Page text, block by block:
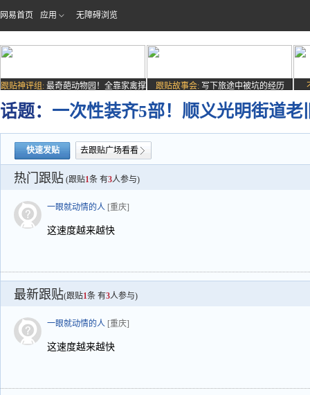
网易首页 应用 无障碍浏览
跟贴神评组: 最奇葩动物园！全靠家禽撑
场子
跟贴故事会: 写下旅途中被坑的经历
话题： 一次性装齐5部！顺义光明街道
快速发贴 去跟贴广场看看
热门跟贴 (跟贴1条 有3人参与)
一眼就动情的人 [重庆]
这速度越来越快
最新跟贴(跟贴1条 有3人参与)
一眼就动情的人 [重庆]
这速度越来越快